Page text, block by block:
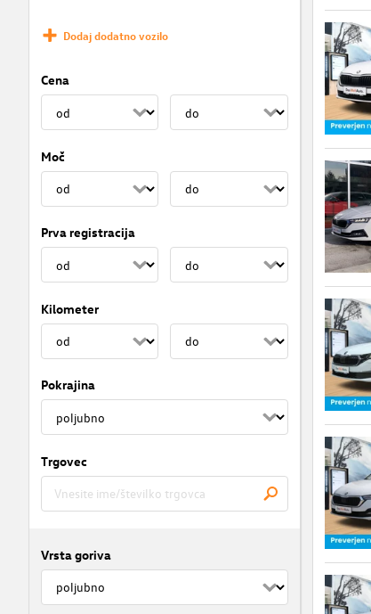
Dodaj dodatno vozilo
Cena
Moč
Prva registracija
Kilometer
Pokrajina
Trgovec
Vrsta goriva